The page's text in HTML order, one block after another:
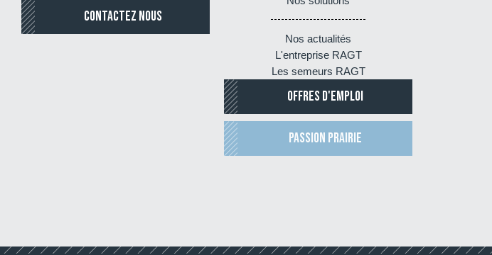
CONTACTEZ NOUS
Nos actualités
L'entreprise RAGT
Les semeurs RAGT
OFFRES D'EMPLOI
PASSION PRAIRIE